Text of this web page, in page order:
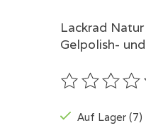
Lackrad
Gelpolish-
Die
Auf Lager (7)